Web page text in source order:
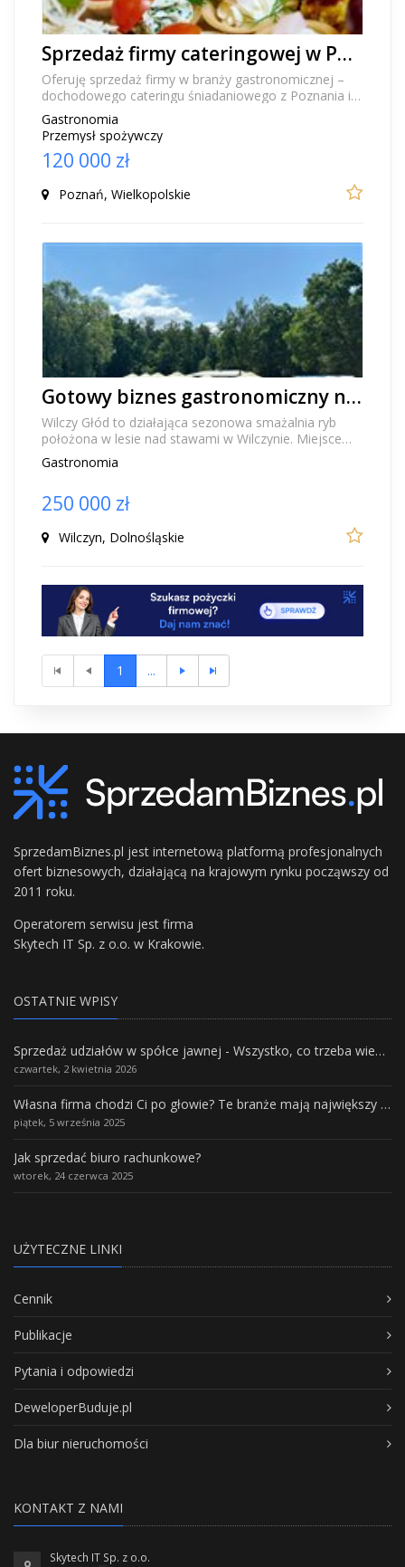
Sprzedaż firmy cateringowej w Poznaniu - dochodowy catering śniadaniowy ze bazą klientów
Oferuję sprzedaż firmy w branży gastronomicznej –
dochodowego cateringu śniadaniowego z Poznania i
okolic, działającego w modelu obwoźnym po instyt...
Gastronomia
Przemysł spożywczy
120 000 zł
Poznań, Wielkopolskie
Gotowy biznes gastronomiczny na sprzedaż
Wilczy Głód to działająca sezonowa smażalnia ryb
położona w lesie nad stawami w Wilczynie. Miejsce
zostało stworzone od podstaw z myślą o rodzinach...
Gastronomia
250 000 zł
Wilczyn, Dolnośląskie
1 ...
SprzedamBiznes.pl jest internetową platformą profesjonalnych
ofert biznesowych, działającą na krajowym rynku począwszy od
2011 roku.
Operatorem serwisu jest firma
Skytech IT Sp. z o.o. w Krakowie.
OSTATNIE WPISY
Sprzedaż udziałów w spółce jawnej - Wszystko, co trzeba wiedzieć.
czwartek, 2 kwietnia 2026
Własna firma chodzi Ci po głowie? Te branże mają największy potencjał rozwoju
piątek, 5 września 2025
Jak sprzedać biuro rachunkowe?
wtorek, 24 czerwca 2025
UŻYTECZNE LINKI
Cennik
Publikacje
Pytania i odpowiedzi
DeweloperBuduje.pl
Dla biur nieruchomości
KONTAKT Z NAMI
Skytech IT Sp. z o.o.